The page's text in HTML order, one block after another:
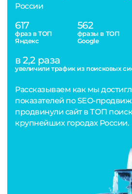
России
617
фраз в ТОП
Яндекс
562
фразы в ТОП
Google
в 2,2 раза
увеличили трафик из поисковых
Рассказываем как мы
показателей по SEO-
продвинули сайт в ТОП
крупнейших городах России.